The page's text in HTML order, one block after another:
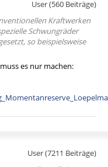
User (560 Beiträge)
Kraftwerken
Schwungräder
so beispielsweise
es nur machen:
User (7211 Beiträge)